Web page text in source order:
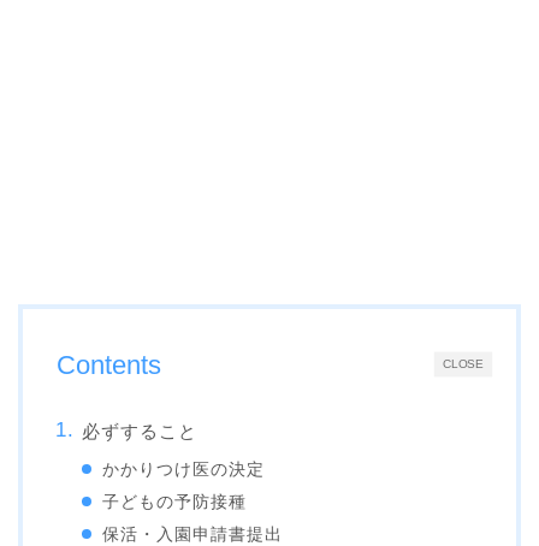
CLOSE
Contents
必ずすること
かかりつけ医の決定
子どもの予防接種
保活・入園申請書提出